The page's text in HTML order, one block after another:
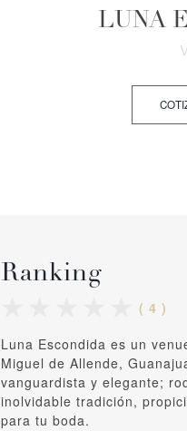
LUNA
Ranking
( 4 )
Luna Escondida es un
Miguel de Allende,
vanguardista y elegante;
inolvidable tradición,
para tu boda.